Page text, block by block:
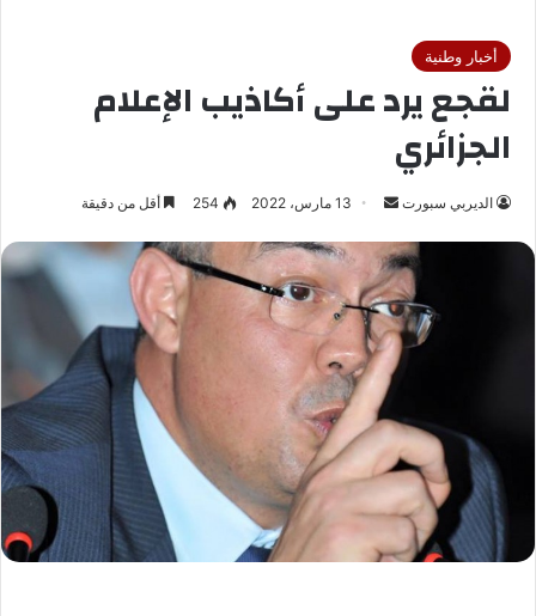
أخبار وطنية
لقجع يرد على أكاذيب الإعلام
الجزائري
الديربي سبورت
س
ل
ب
ر
د
ا
ك
ت
13 مارس، 2022 254 أقل من دقيقة